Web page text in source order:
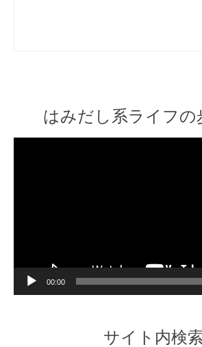
はみだし系ライフの
00:00
サイト内検